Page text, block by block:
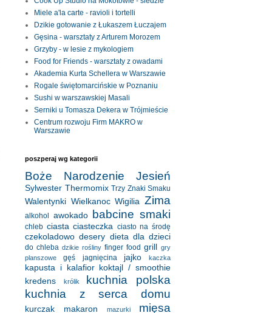
Miele a'la carte - ravioli i tortelli
Dzikie gotowanie z Łukaszem Łuczajem
Gęsina - warsztaty z Arturem Morozem
Grzyby - w lesie z mykologiem
Food for Friends - warsztaty z owadami
Akademia Kurta Schellera w Warszawie
Rogale świętomarcińskie w Poznaniu
Sushi w warszawskiej Masali
Serniki u Tomasza Dekera w Trójmieście
Centrum rozwoju Firm MAKRO w
Warszawie
poszperaj wg kategorii
Boże Narodzenie Jesień
Sylwester Thermomix Trzy Znaki Smaku
Walentynki Wielkanoc Wigilia Zima
alkohol awokado babcine smaki
chleb ciasta ciasteczka ciasto na środę
czekoladowo desery dieta dla dzieci
do chleba dzikie rośliny finger food grill gry
planszowe
gęś jagnięcina jajko kaczka
kapusta i kalafior koktajl / smoothie
kredens
królik
kuchnia polska
kuchnia z serca domu
kurczak makaron mazurki mięsa